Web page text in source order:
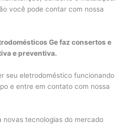
você pode contar com nossa
Ge faz consertos e
e preventiva.
seu eletrodoméstico funcionando
e entre em contato com nossa
novas tecnologias do mercado